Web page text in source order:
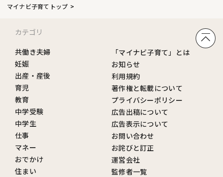
マイナビ子育てトップ
カテゴリ
共働き夫婦
妊娠
出産・産後
育児
教育
中学受験
中学生
仕事
マネー
おでかけ
住まい
「マイナビ子育て」とは
お知らせ
利用規約
著作権と転載について
プライバシーポリシー
広告出稿について
広告表示について
お問い合わせ
お詫びと訂正
運営会社
監修者一覧